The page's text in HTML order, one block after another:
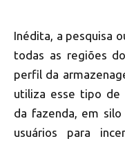
Inédita, a pesquisa
todas as regiões
perfil da
utiliza esse tipo de
da fazenda, em
usuários para